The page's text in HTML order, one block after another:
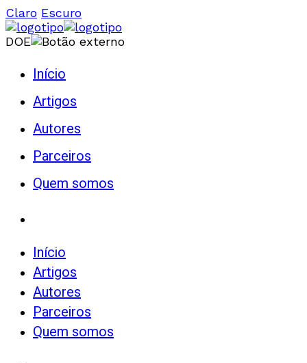
Claro Escuro
DOE
Início
Artigos
Autores
Parceiros
Quem somos
Início
Artigos
Autores
Parceiros
Quem somos